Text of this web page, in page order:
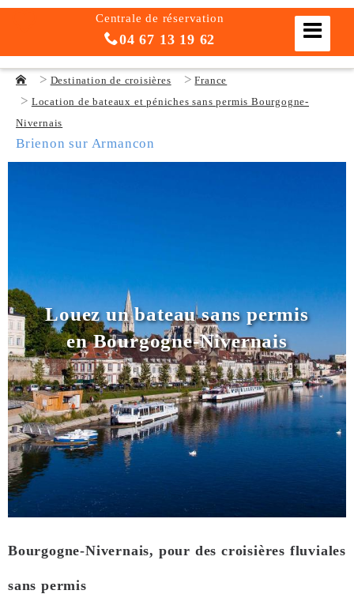
Centrale de réservation
04 67 13 19 62
Destination de croisières
France
Location de bateaux et péniches sans permis Bourgogne-
Nivernais
Brienon sur Armancon
Louez un bateau sans permis
en Bourgogne-Nivernais
Bourgogne-Nivernais, pour des croisières fluviales
sans permis